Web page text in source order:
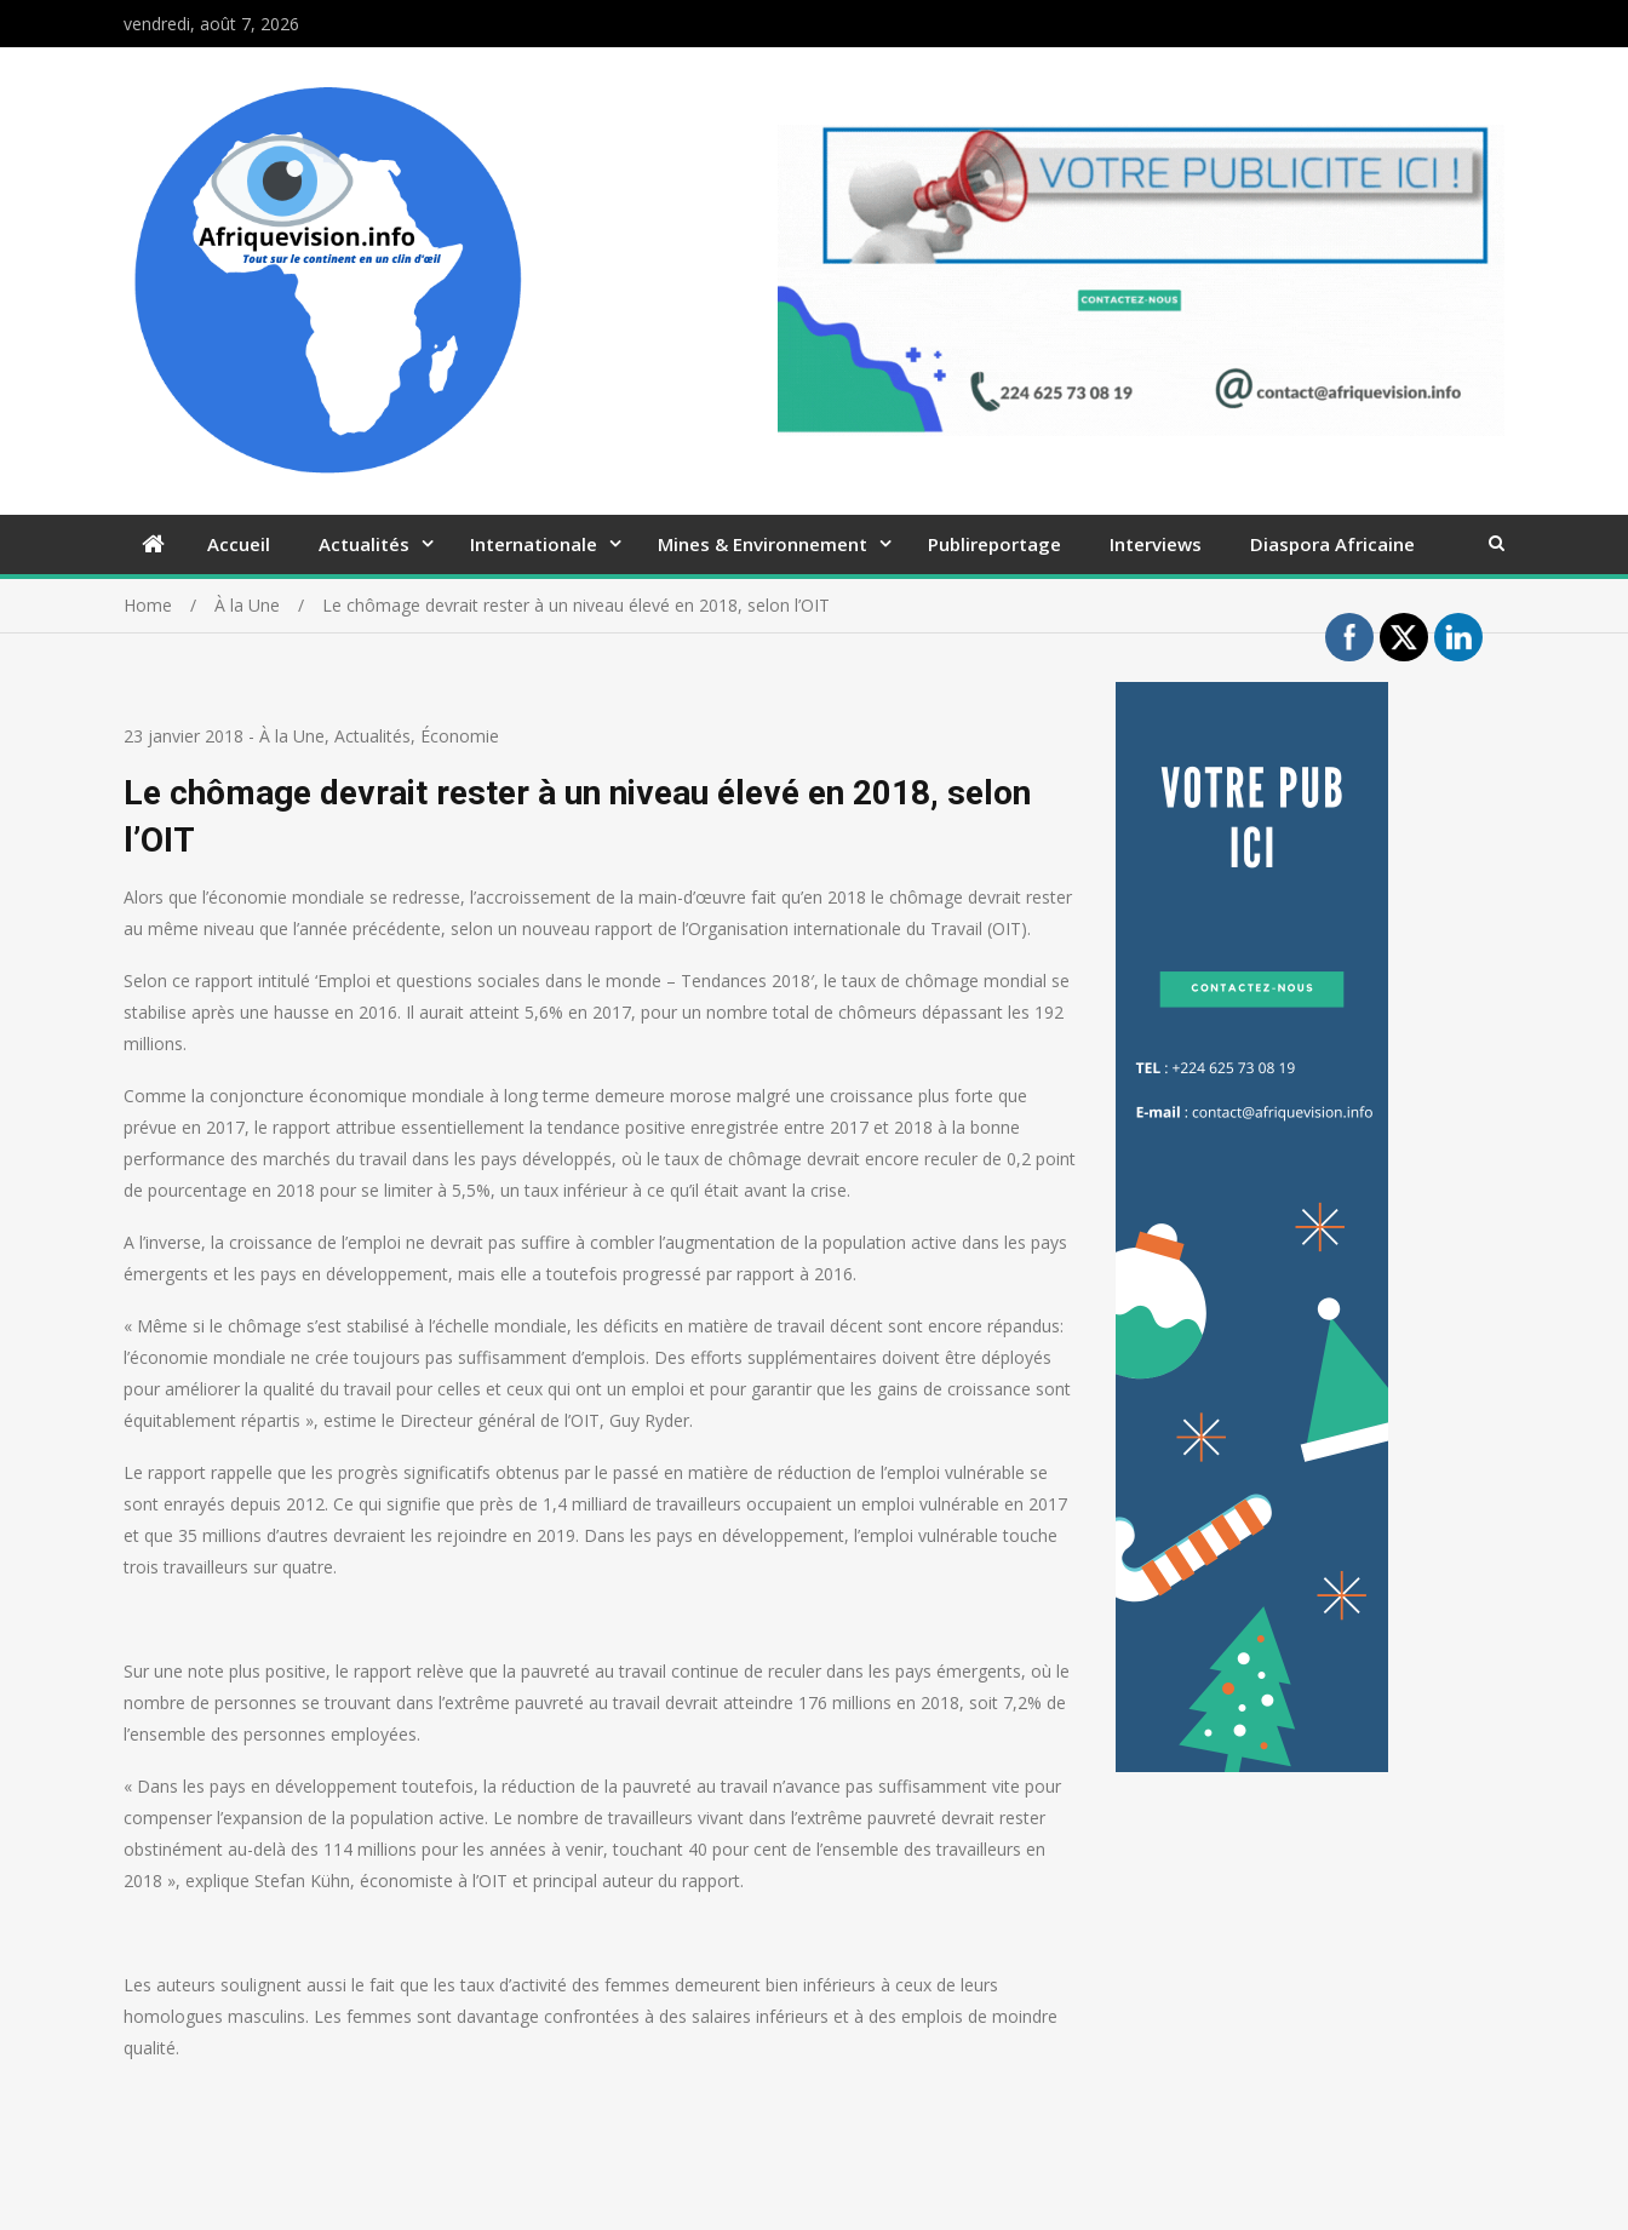
vendredi, août 7, 2026
Accueil Actualités Internationale Mines & Environnement Publireportage Interviews Diaspora Africaine
Home À la Une Le chômage devrait rester à un niveau élevé en 2018, selon l’OIT
23 janvier 2018 - À la Une, Actualités, Économie
Le chômage devrait rester à un niveau élevé en 2018, selon
l’OIT
Alors que l’économie mondiale se redresse, l’accroissement de la main-d’œuvre fait qu’en 2018 le chômage devrait rester
au même niveau que l’année précédente, selon un nouveau rapport de l’Organisation internationale du Travail (OIT).
Selon ce rapport intitulé ‘Emploi et questions sociales dans le monde – Tendances 2018′, le taux de chômage mondial se
stabilise après une hausse en 2016. Il aurait atteint 5,6% en 2017, pour un nombre total de chômeurs dépassant les 192
millions.
Comme la conjoncture économique mondiale à long terme demeure morose malgré une croissance plus forte que
prévue en 2017, le rapport attribue essentiellement la tendance positive enregistrée entre 2017 et 2018 à la bonne
performance des marchés du travail dans les pays développés, où le taux de chômage devrait encore reculer de 0,2 point
de pourcentage en 2018 pour se limiter à 5,5%, un taux inférieur à ce qu’il était avant la crise.
A l’inverse, la croissance de l’emploi ne devrait pas suffire à combler l’augmentation de la population active dans les pays
émergents et les pays en développement, mais elle a toutefois progressé par rapport à 2016.
« Même si le chômage s’est stabilisé à l’échelle mondiale, les déficits en matière de travail décent sont encore répandus:
l’économie mondiale ne crée toujours pas suffisamment d’emplois. Des efforts supplémentaires doivent être déployés
pour améliorer la qualité du travail pour celles et ceux qui ont un emploi et pour garantir que les gains de croissance sont
équitablement répartis », estime le Directeur général de l’OIT, Guy Ryder.
Le rapport rappelle que les progrès significatifs obtenus par le passé en matière de réduction de l’emploi vulnérable se
sont enrayés depuis 2012. Ce qui signifie que près de 1,4 milliard de travailleurs occupaient un emploi vulnérable en 2017
et que 35 millions d’autres devraient les rejoindre en 2019. Dans les pays en développement, l’emploi vulnérable touche
trois travailleurs sur quatre.
Sur une note plus positive, le rapport relève que la pauvreté au travail continue de reculer dans les pays émergents, où le
nombre de personnes se trouvant dans l’extrême pauvreté au travail devrait atteindre 176 millions en 2018, soit 7,2% de
l’ensemble des personnes employées.
« Dans les pays en développement toutefois, la réduction de la pauvreté au travail n’avance pas suffisamment vite pour
compenser l’expansion de la population active. Le nombre de travailleurs vivant dans l’extrême pauvreté devrait rester
obstinément au-delà des 114 millions pour les années à venir, touchant 40 pour cent de l’ensemble des travailleurs en
2018 », explique Stefan Kühn, économiste à l’OIT et principal auteur du rapport.
Les auteurs soulignent aussi le fait que les taux d’activité des femmes demeurent bien inférieurs à ceux de leurs
homologues masculins. Les femmes sont davantage confrontées à des salaires inférieurs et à des emplois de moindre
qualité.